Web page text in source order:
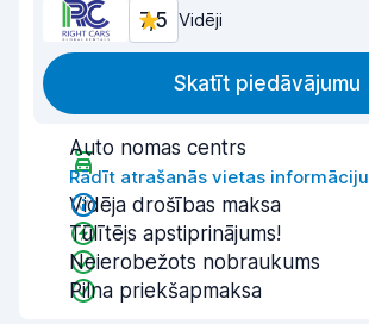
7,5 Vidēji
Skatīt piedāvājumu
Auto nomas centrs
Rādīt atrašanās vietas informāciju
Vidēja drošības maksa
Tūlītējs apstiprinājums!
Neierobežots nobraukums
Pilna priekšapmaksa